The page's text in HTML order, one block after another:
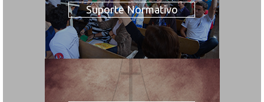
Suporte Normativo